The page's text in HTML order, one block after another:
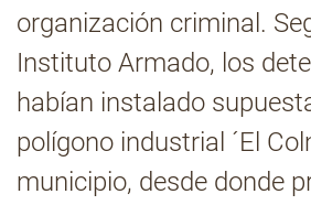
organización criminal.
Instituto Armado, los
habían instalado
polígono industrial ´El
municipio, desde donde